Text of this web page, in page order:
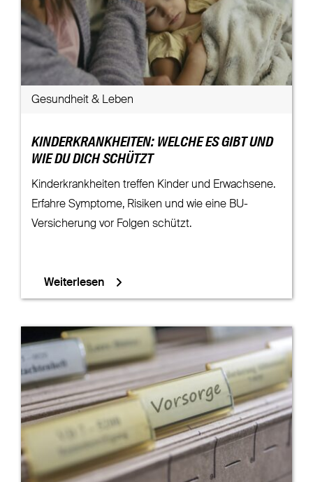
Gesundheit & Leben
KINDERKRANKHEITEN: WELCHE ES GIBT UND
WIE DU DICH SCHÜTZT
Kinderkrankheiten treffen Kinder und Erwachsene.
Erfahre Symptome, Risiken und wie eine BU-
Versicherung vor Folgen schützt.
Weiterlesen